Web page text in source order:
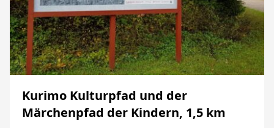
Kurimo Kulturpfad und der
Märchenpfad der Kindern, 1,5 km